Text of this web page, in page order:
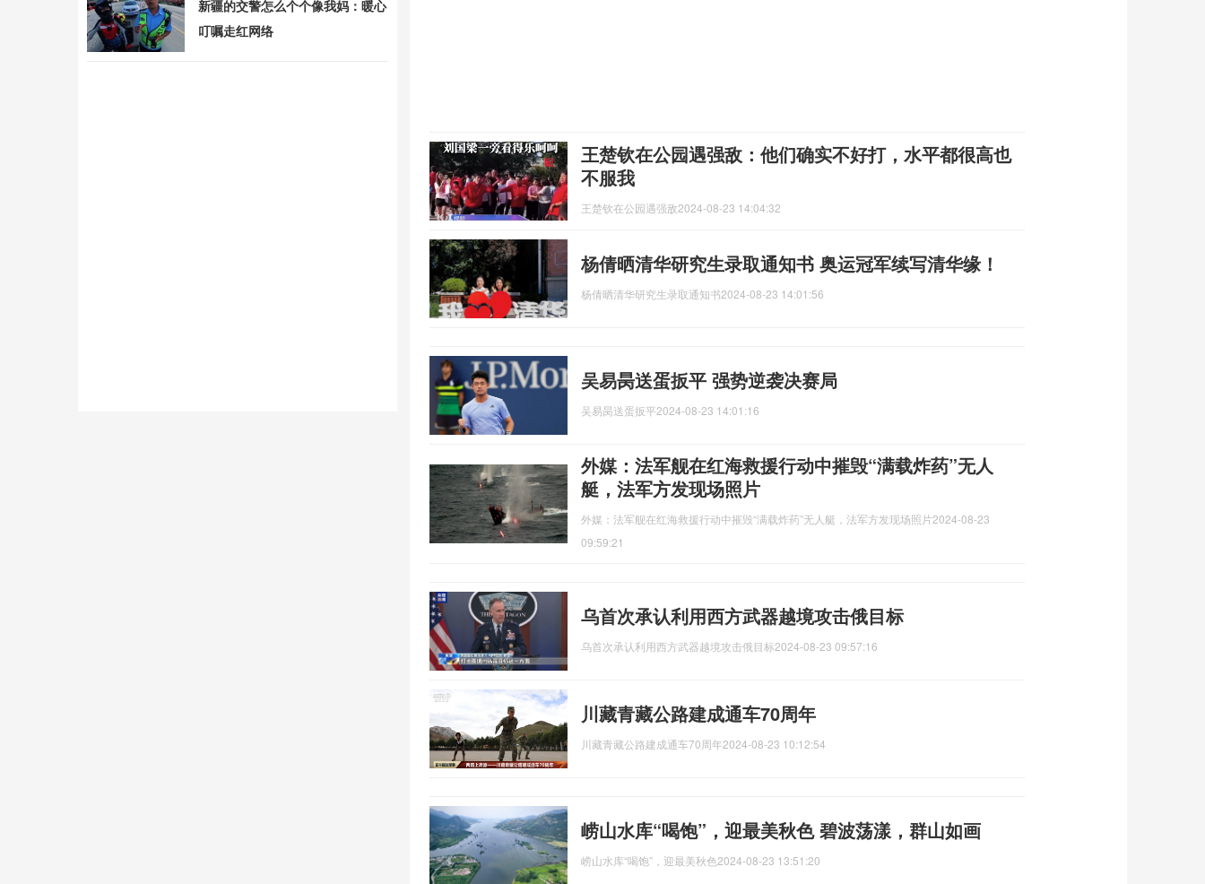
王楚钦在公园遇强敌：他们确实不好打，水平都很高也
不服我
王楚钦在公园遇强敌2024-08-23 14:04:32
杨倩晒清华研究生录取通知书 奥运冠军续写清华缘！
杨倩晒清华研究生录取通知书2024-08-23 14:01:56
吴易昺送蛋扳平 强势逆袭决赛局
吴易昺送蛋扳平2024-08-23 14:01:16
外媒：法军舰在红海救援行动中摧毁“满载炸药”无人
艇，法军方发现场照片
外媒：法军舰在红海救援行动中摧毁“满载炸药”无人艇，法军方发现场照片2024-08-23
09:59:21
乌首次承认利用西方武器越境攻击俄目标
乌首次承认利用西方武器越境攻击俄目标2024-08-23 09:57:16
川藏青藏公路建成通车70周年
川藏青藏公路建成通车70周年2024-08-23 10:12:54
崂山水库“喝饱”，迎最美秋色 碧波荡漾，群山如画
崂山水库“喝饱”，迎最美秋色2024-08-23 13:51:20
新疆的交警怎么个个像我妈：暖心
叮嘱走红网络